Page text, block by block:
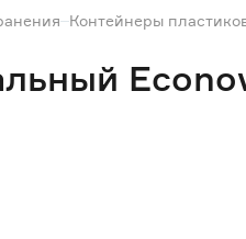
Контейнеры